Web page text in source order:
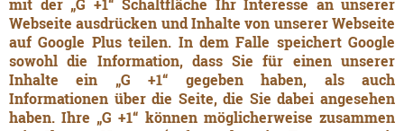
Webseite ausdrücken und Inhalte von unserer Webseite
auf Google Plus teilen. In dem Falle speichert Google
sowohl die Information, dass Sie für einen unserer
Inhalte ein „G +1“ gegeben haben, als auch
Informationen über die Seite, die Sie dabei angesehen
haben. Ihre „G +1“ können möglicherweise zusammen